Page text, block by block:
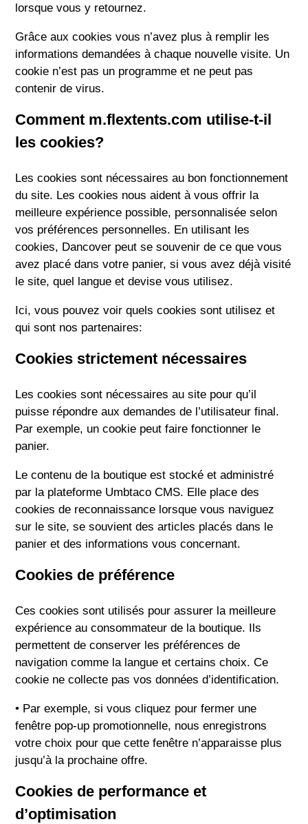
lorsque vous y retournez.
Grâce aux cookies vous n’avez plus à remplir les
informations demandées à chaque nouvelle visite. Un
cookie n’est pas un programme et ne peut pas
contenir de virus.
Comment m.flextents.com utilise-t-il
les cookies?
Les cookies sont nécessaires au bon fonctionnement
du site. Les cookies nous aident à vous offrir la
meilleure expérience possible, personnalisée selon
vos préférences personnelles. En utilisant les
cookies, Dancover peut se souvenir de ce que vous
avez placé dans votre panier, si vous avez déjà visité
le site, quel langue et devise vous utilisez.
Ici, vous pouvez voir quels cookies sont utilisez et
qui sont nos partenaires:
Cookies strictement nécessaires
Les cookies sont nécessaires au site pour qu’il
puisse répondre aux demandes de l’utilisateur final.
Par exemple, un cookie peut faire fonctionner le
panier.
Le contenu de la boutique est stocké et administré
par la plateforme Umbtaco CMS. Elle place des
cookies de reconnaissance lorsque vous naviguez
sur le site, se souvient des articles placés dans le
panier et des informations vous concernant.
Cookies de préférence
Ces cookies sont utilisés pour assurer la meilleure
expérience au consommateur de la boutique. Ils
permettent de conserver les préférences de
navigation comme la langue et certains choix. Ce
cookie ne collecte pas vos données d’identification.
• Par exemple, si vous cliquez pour fermer une
fenêtre pop-up promotionnelle, nous enregistrons
votre choix pour que cette fenêtre n’apparaisse plus
jusqu’à la prochaine offre.
Cookies de performance et
d’optimisation